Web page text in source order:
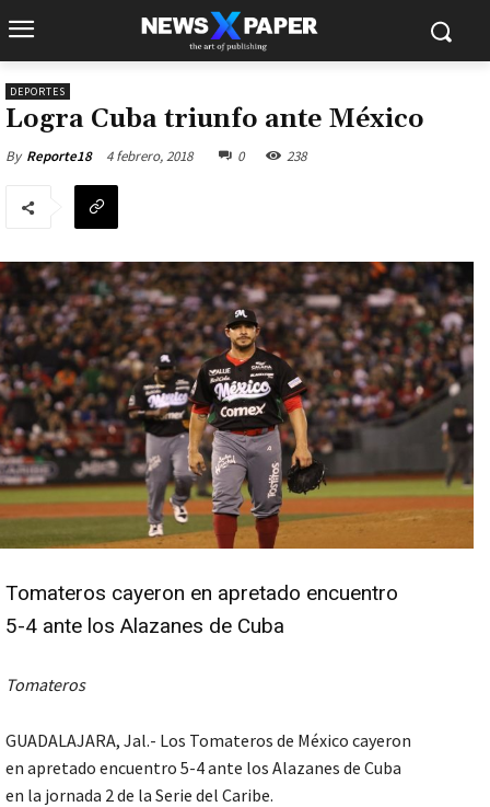
DEPORTES
Logra Cuba triunfo ante México
By Reporte18 4 febrero, 2018 0 238
Tomateros cayeron en apretado encuentro
5-4 ante los Alazanes de Cuba
Tomateros
GUADALAJARA, Jal.- Los Tomateros de México cayeron
en apretado encuentro 5-4 ante los Alazanes de Cuba
en la jornada 2 de la Serie del Caribe.